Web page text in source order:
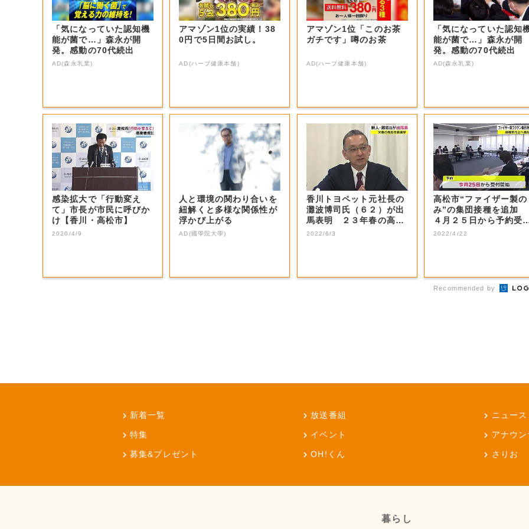
「気になっていた認知機
能が菌で…」森永が開
発。感動の70代続出
AD(森永乳業)
アマゾン1位の実績！38
0円で5日間お試し。
AD(ハーブ健康本舗)
アマゾン1位「このお茶
ガチです」噂のお茶
AD(ハーブ健康本舗)
「気になっていた認知
能が菌で…」森永が開
発。感動の70代続出
AD(森永乳業)
感染拡大で「行動変え
て」市長が市民に呼びか
け【香川・高松市】
2020/4/9
人と環境の関わり合いを
紐解くと多様な関係性が
浮かび上がる
AD(國學院大學)
香川トヨペット元社長の
灘波博司氏（６２）が出
馬表明 ２３年春の高松
市長選【香川】
2022/6/3
高松市“ファイザー製の
み”の集団接種を追加
４月２５日から予約受
付け【香川】
2022/4/22
Recommended by
新着一覧 放送番組 ニュース
特集 イベント アナウ
募集&プレゼント OH!くん さりお
暮らし